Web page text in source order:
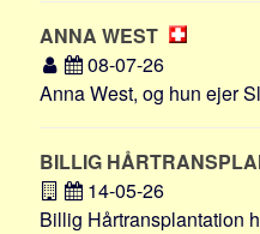
ANNA WEST
08-07-26
Anna West, og hun ejer
BILLIG
14-05-26
Billig Hårtransplantation